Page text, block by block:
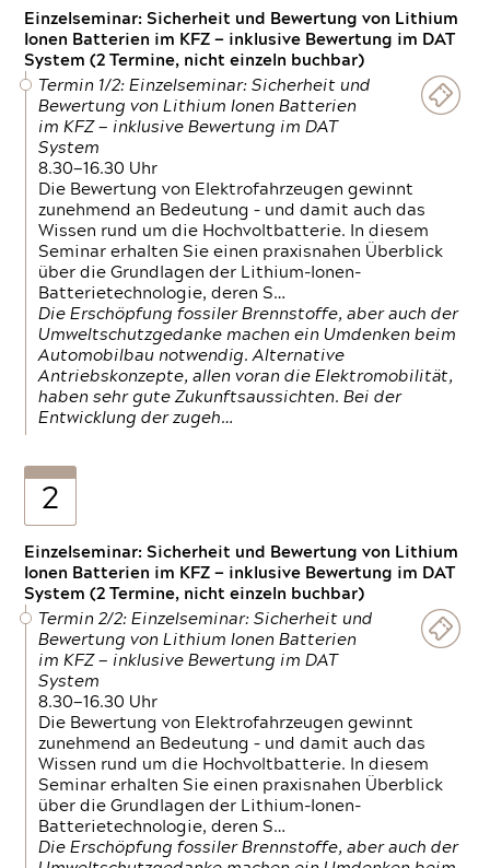
Einzelseminar: Sicherheit und Bewertung von Lithium
Ionen Batterien im KFZ — inklusive Bewertung im DAT
System (2 Termine, nicht einzeln buchbar)
Termin 1/2: Einzelseminar: Sicherheit und
Bewertung von Lithium Ionen Batterien
im KFZ — inklusive Bewertung im DAT
System
8.30—16.30 Uhr
Die Bewertung von Elektrofahrzeugen gewinnt
zunehmend an Bedeutung – und damit auch das
Wissen rund um die Hochvoltbatterie. In diesem
Seminar erhalten Sie einen praxisnahen Überblick
über die Grundlagen der Lithium-Ionen-
Batterietechnologie, deren S…
Die Erschöpfung fossiler Brennstoffe, aber auch der
Umweltschutzgedanke machen ein Umdenken beim
Automobilbau notwendig. Alternative
Antriebskonzepte, allen voran die Elektromobilität,
haben sehr gute Zukunftsaussichten. Bei der
Entwicklung der zugeh…
2
Einzelseminar: Sicherheit und Bewertung von Lithium
Ionen Batterien im KFZ — inklusive Bewertung im DAT
System (2 Termine, nicht einzeln buchbar)
Termin 2/2: Einzelseminar: Sicherheit und
Bewertung von Lithium Ionen Batterien
im KFZ — inklusive Bewertung im DAT
System
8.30—16.30 Uhr
Die Bewertung von Elektrofahrzeugen gewinnt
zunehmend an Bedeutung – und damit auch das
Wissen rund um die Hochvoltbatterie. In diesem
Seminar erhalten Sie einen praxisnahen Überblick
über die Grundlagen der Lithium-Ionen-
Batterietechnologie, deren S…
Die Erschöpfung fossiler Brennstoffe, aber auch der